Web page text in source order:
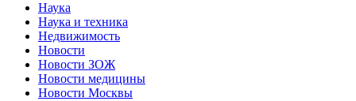
Наука
Наука и техника
Недвижимость
Новости
Новости ЗОЖ
Новости медицины
Новости Москвы